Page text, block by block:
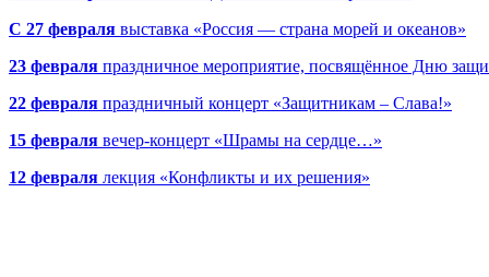
С 27 февраля выставка «Россия — страна морей и океанов»
23 февраля праздничное мероприятие, посвящённое Дню
22 февраля праздничный концерт «Защитникам – Слава!»
15 февраля вечер-концерт «Шрамы на сердце…»
12 февраля лекция «Конфликты и их решения»